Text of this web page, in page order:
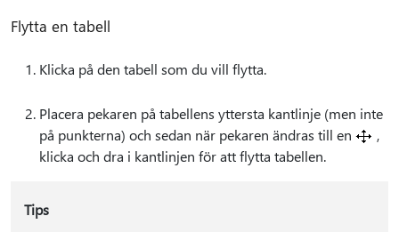
Flytta en tabell
Klicka på den tabell som du vill flytta.
Placera pekaren på tabellens yttersta kantlinje (men inte
på punkterna) och sedan när pekaren ändras till en
,
klicka och dra i kantlinjen för att flytta tabellen.
Tips